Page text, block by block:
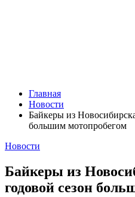
Главная
Новости
Байкеры из
большим мотопробегом
Новости
Байкеры из
годовой сезон